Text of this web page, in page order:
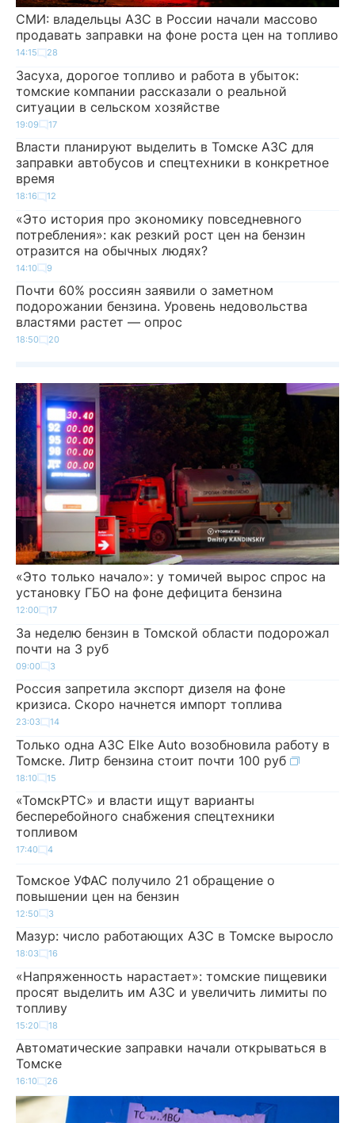
СМИ: владельцы АЗС в России начали массово
продавать заправки на фоне роста цен на топливо
14:15 28
Засуха, дорогое топливо и работа в убыток:
томские компании рассказали о реальной
ситуации в сельском хозяйстве
19:09 17
Власти планируют выделить в Томске АЗС для
заправки автобусов и спецтехники в конкретное
время
18:16 12
«Это история про экономику повседневного
потребления»: как резкий рост цен на бензин
отразится на обычных людях?
14:10 9
Почти 60% россиян заявили о заметном
подорожании бензина. Уровень недовольства
властями растет — опрос
18:50 20
«Это только начало»: у томичей вырос спрос на
установку ГБО на фоне дефицита бензина
12:00 17
За неделю бензин в Томской области подорожал
почти на 3 руб
09:00 3
Россия запретила экспорт дизеля на фоне
кризиса. Скоро начнется импорт топлива
23:03 14
Только одна АЗС Elke Auto возобновила работу в
Томске. Литр бензина стоит почти 100 руб
18:10 15
«ТомскРТС» и власти ищут варианты
бесперебойного снабжения спецтехники
топливом
17:40 4
Томское УФАС получило 21 обращение о
повышении цен на бензин
12:50 3
Мазур: число работающих АЗС в Томске выросло
18:03 16
«Напряженность нарастает»: томские пищевики
просят выделить им АЗС и увеличить лимиты по
топливу
15:20 18
Автоматические заправки начали открываться в
Томске
16:10 26